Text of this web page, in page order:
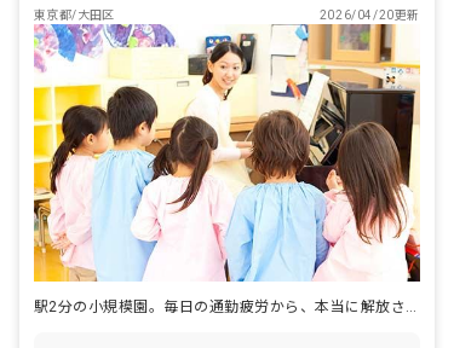
東京都/大田区 2026/04/20更新
駅2分の小規模園。毎日の通勤疲労から、本当に解放される。